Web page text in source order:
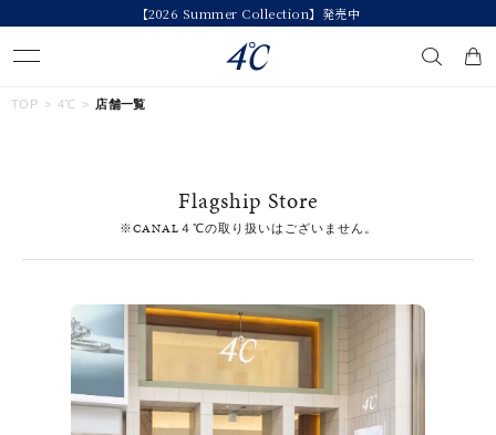
【2026 Summer Collection】発売中
#ハーフエタニティリング
#エタニティ
#ダイヤモンド ネックレス
#eギフト
カテゴリー すべてのジュエリー
TOP 4℃ 店舗一覧
Flagship Store
※CANAL４℃の取り扱いはございません。